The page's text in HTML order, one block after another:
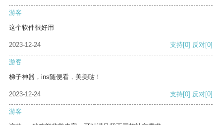
游客
这个软件很好用
2023-12-24 支持[0] 反对[0]
游客
梯子神器，ins随便看，美美哒！
2023-12-24 支持[0] 反对[0]
游客